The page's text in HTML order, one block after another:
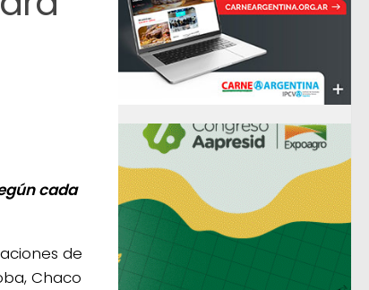
cada
de
Chaco